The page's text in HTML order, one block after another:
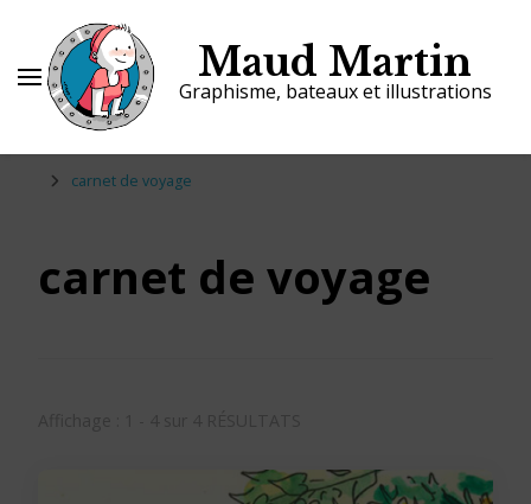
Maud Martin
Graphisme, bateaux et illustrations
carnet de voyage
carnet de voyage